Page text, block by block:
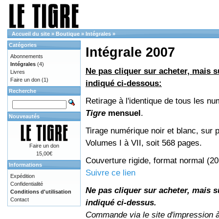
Accueil du site » Boutique » Intégrales »
Intégrale 2007
Ne pas cliquer sur acheter, mais
indiqué ci-dessous:
Retirage à l'identique de tous les
Tigre mensuel.
Tirage numérique noir et blanc, sur
Volumes I à VII, soit 568 pages.
Couverture rigide, format normal
Suivre ce lien
Ne pas cliquer sur acheter, mais
indiqué ci-dessus.
Commande via le site d'impression
Catégories
Abonnements
Intégrales (4)
Livres
Faire un don (1)
Recherche
Nouveautés
Faire un don
15,00€
Informations
Expédition
Confidentialité
Conditions d'utilisation
Contact